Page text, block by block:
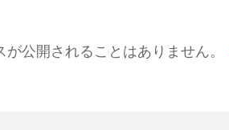
が公開されることはありません。